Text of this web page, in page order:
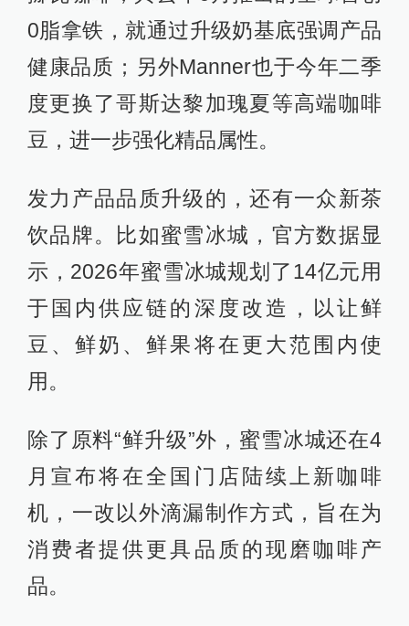
0脂拿铁，就通过升级奶基底强调产品
健康品质；另外Manner也于今年二季
度更换了哥斯达黎加瑰夏等高端咖啡
豆，进一步强化精品属性。
发力产品品质升级的，还有一众新茶
饮品牌。比如蜜雪冰城，官方数据显
示，2026年蜜雪冰城规划了14亿元用
于国内供应链的深度改造，以让鲜
豆、鲜奶、鲜果将在更大范围内使
用。
除了原料“鲜升级”外，蜜雪冰城还在4
月宣布将在全国门店陆续上新咖啡
机，一改以外滴漏制作方式，旨在为
消费者提供更具品质的现磨咖啡产
品。